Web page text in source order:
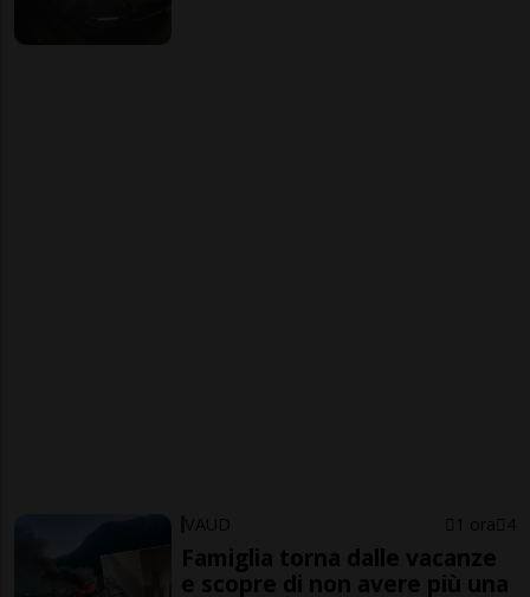
VAUD 1 ora 4
Famiglia torna dalle vacanze
e scopre di non avere più una